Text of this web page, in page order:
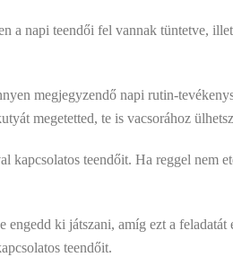
a napi teendői fel vannak tüntetve,
megjegyzendő napi rutin-
megetetted, te is vacsorához
teendőit. Ha reggel nem
ki játszani, amíg ezt a feladatát
teendőit.